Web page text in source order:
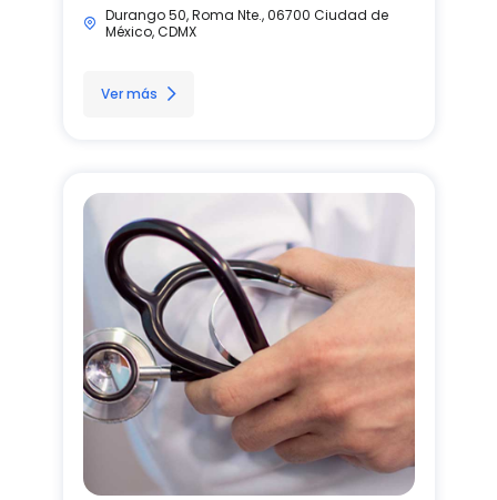
Durango 50, Roma Nte., 06700 Ciudad de
México, CDMX
Ver más